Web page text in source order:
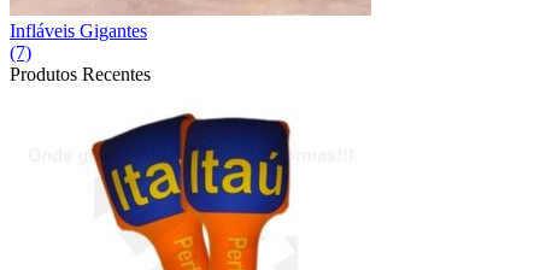
Infláveis Gigantes
(7)
Produtos Recentes